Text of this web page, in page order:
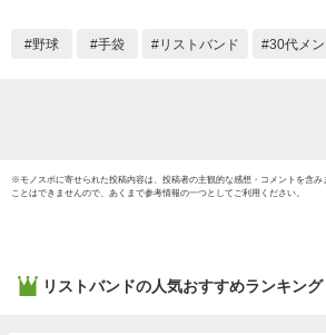
野球 手袋 リストバンド 30代メ
※モノスポに寄せられた投稿内容は、投稿者の主観的な感想・コメントを含
ことはできませんので、あくまで参考情報の一つとしてご利用ください。
リストバンドの人気おすすめランキング